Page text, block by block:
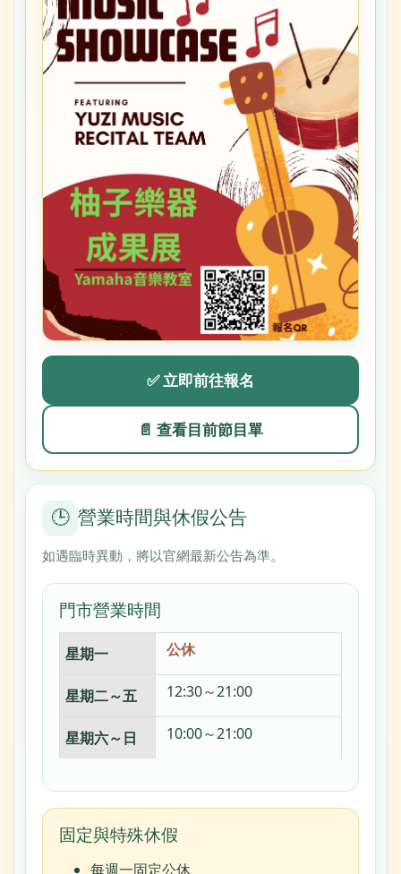
✅ 立即前往報名
📄 查看目前節目單
🕒 營業時間與休假公告
如遇臨時異動，將以官網最新公告為準。
門市營業時間
星期一 公休
星期二～五 12:30～21:00
星期六～日 10:00～21:00
固定與特殊休假
每週一固定公休